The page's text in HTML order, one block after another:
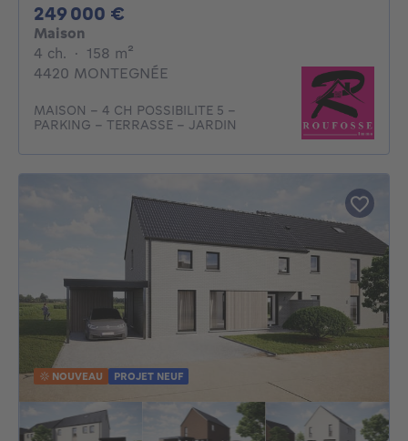
249 000 €
Maison
4 ch. 4 chambres
· 158 m²
4420 MONTEGNÉE
MAISON - 4 CH POSSIBILITE 5 -
PARKING - TERRASSE - JARDIN
NOUVEAU PROJET NEUF